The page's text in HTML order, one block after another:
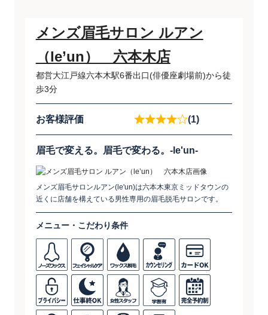
メンズ眉毛サロン ルアン
（le’un） 六本木店
都営大江戸線六本木駅6番出口(俳優座劇場前)から徒
歩3分
お客様評価 (1)
眉毛で変える。眉毛で変わる。-le'un-
メンズ眉毛サロンルアン(le'un)は六本木東京ミッドタウンの
近くに店舗を構えている男性専用の眉毛脱毛サロンです。
メニュー・こだわり条件